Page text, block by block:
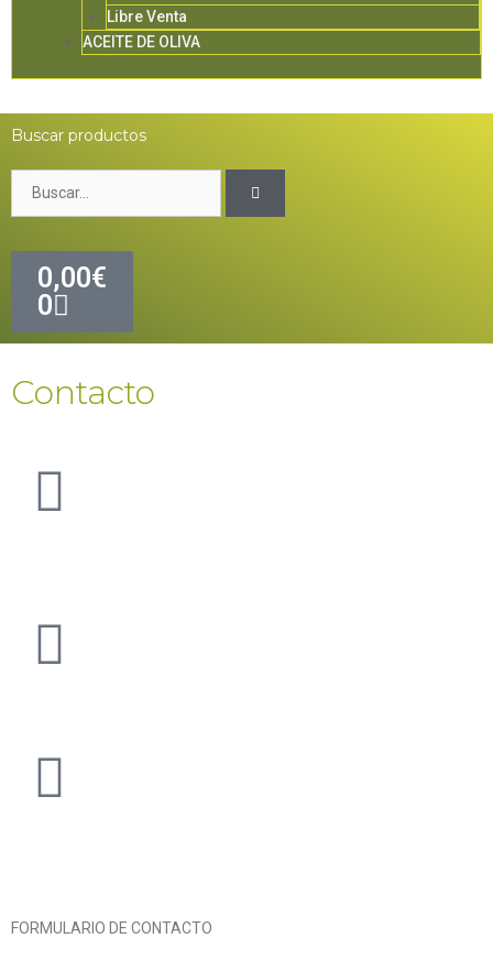
Libre Venta
ACEITE DE OLIVA
Buscar productos
0,00€
0
Contacto
FORMULARIO DE CONTACTO